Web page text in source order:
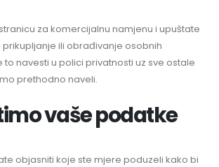
za komercijalnu namjenu i upuštate
prikupljanje ili obrađivanje osobnih
navesti u polici privatnosti uz sve ostale
prethodno naveli.
vaše podatke
objasniti koje ste mjere poduzeli kako bi